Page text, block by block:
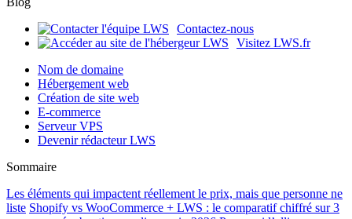
Contactez-nous
Visitez LWS.fr
Nom de domaine
Hébergement web
Création de site web
E-commerce
Serveur VPS
Devenir rédacteur LWS
Sommaire
Les éléments qui impactent réellement le prix, mais que personne ne
liste Shopify vs WooCommerce + LWS : le comparatif chiffré sur 3